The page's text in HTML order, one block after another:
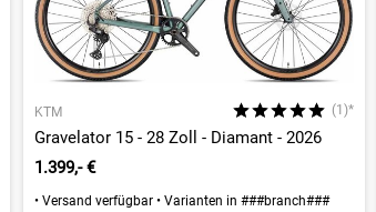
KTM (1)*
Gravelator 15 - 28 Zoll - Diamant - 2026
1.399,- €
• Versand verfügbar• Varianten in ###branch###